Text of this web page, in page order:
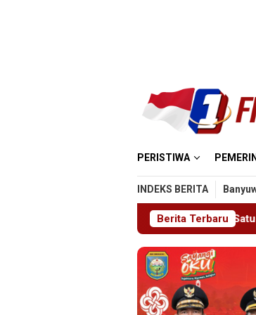
PERISTIWA
INDEKS BERITA
Berita Terbaru
MIN 5 Madiun: Satu Nyawa Melayang, K3